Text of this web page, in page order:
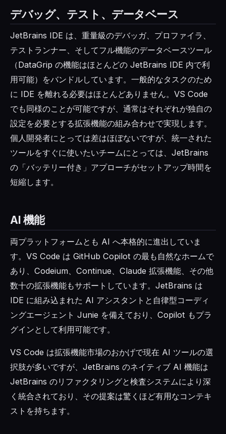
デバッグ、テスト、データベース
JetBrains IDE は、重量級のデバッガ、プロファイラ、
テストランナー、そしてフル機能のデータベースツール
（DataGrip の機能はほとんどの JetBrains IDE 内で利
用可能）をバンドルしています。一般的なタスクのため
に IDE を離れる必要はほとんどありません。VS Code
でも同様のことが可能ですが、通常はそれぞれが独自の
設定を必要とする拡張機能の組み合わせで実現します。
個人開発者にとっては差はほぼないですが、統一された
ツールをすぐに使いたいチームにとっては、JetBrains
の「バッテリー付き」アプローチがセットアップ時間を
短縮します。
AI 機能
両プラットフォームとも AI へ本格的に進出していま
す。VS Code は GitHub Copilot の最も自然なホームで
あり、Codeium、Continue、Claude 拡張機能、その他
数十の拡張機能もサポートしています。JetBrains は
IDE に組み込まれた AI アシスタントと自律型コーディ
ングエージェント Junie を備えており、Copilot もプラ
グインとして利用可能です。
VS Code は拡張機能市場のおかげで現在 AI ツールの選
択肢が多いですが、JetBrains のネイティブ AI 機能は
JetBrains のリファクタリングと検査システムにより深
く統合されており、その提案は驚くほど有用なコンテキ
ストを持ちます。